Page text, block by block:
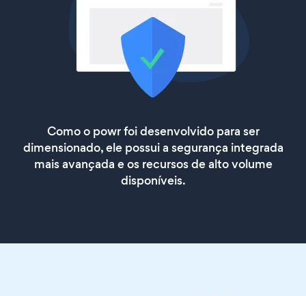
Como o powr foi desenvolvido para ser
dimensionado, ele possui a segurança integrada
mais avançada e os recursos de alto volume
disponíveis.